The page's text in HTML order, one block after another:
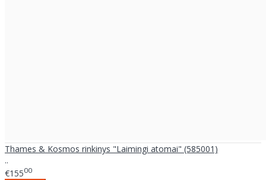
Thames & Kosmos rinkinys "Laimingi atomai" (585001)
..
€15500